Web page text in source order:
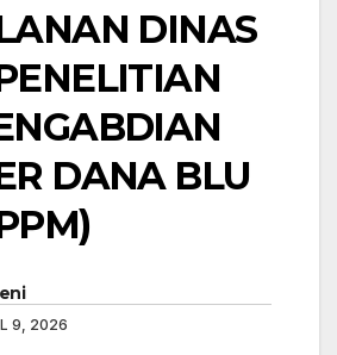
DINAS
DANA BLU
9, 2026